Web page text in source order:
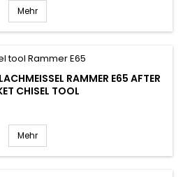
Mehr
RAMMER E65 AFTER M
CHISEL TOOL
Mehr